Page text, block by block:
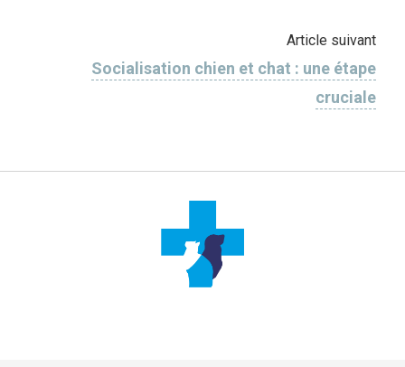
Article suivant
Socialisation chien et chat : une étape
cruciale